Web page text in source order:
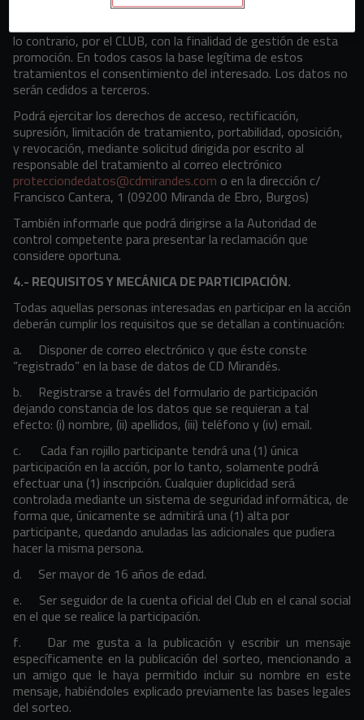
legales, presta su consentimiento para que los datos que
lo contrario, por el CLUB, con la finalidad de gestión de esta
promoción. En todos casos la base legítima de estos
tratamientos el consentimiento del interesado. Los datos no
serán cedidos a terceros.
Podrá ejercitar los derechos de acceso, rectificación,
supresión, limitación de tratamiento, portabilidad, oposición,
y revocación, mediante solicitud dirigida por escrito al
responsable del tratamiento al correo electrónico
protecciondedatos@cdmirandes.com o en la dirección c/
Francisco Cantera, 1 (09200 Miranda de Ebro, Burgos)
También informarle que podrá dirigirse a la Autoridad de
control competente para presentar la reclamación que
considere oportuna.
4.- REQUISITOS Y MECÁNICA DE PARTICIPACIÓN.
Todas aquellas personas interesadas en participar en la acción
deberán cumplir los requisitos que se detallan a continuación:
a. Disponer de correo electrónico y que éste conste
“registrado” en la base de datos de CD Mirandés.
b. Registrarse a través del formulario de participación
dejando constancia de los datos que se requieran a tal
efecto: (i) nombre, (ii) apellidos, (iii) teléfono y (iv) email.
c. Cada fan rojillo participante tendrá una (1) única
participación en la acción, por lo tanto, solamente podrá
efectuar una (1) inscripción. Cualquier duplicidad será
controlada mediante un sistema de seguridad informática, de
forma que, únicamente se admitirá una (1) alta por
participante, quedando anuladas las adicionales que pudiera
hacer la misma persona.
d. Ser mayor de 16 años de edad.
e. Ser seguidor de la cuenta oficial del Club en el canal social
en el que se realice la participación.
f. Dar me gusta a la publicación y escribir un mensaje
específicamente en la publicación del sorteo, mencionando a
un amigo que le haya permitido incluir su nombre en este
mensaje, habiéndoles explicado previamente las bases legales
del sorteo.